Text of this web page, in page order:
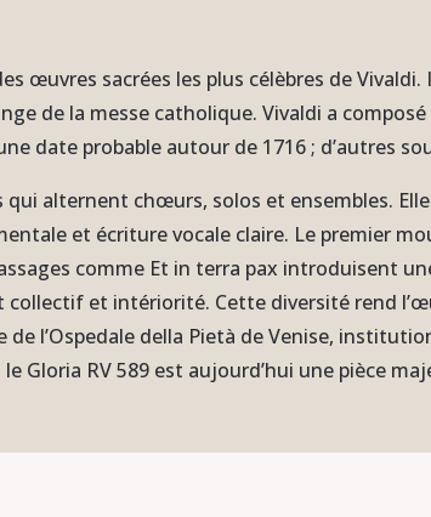
œuvres sacrées les plus célèbres de
de la messe catholique. Vivaldi a
date probable autour de 1716 ; d’autres
alternent chœurs, solos et ensembles.
et écriture vocale claire. Le premier
comme Et in terra pax introduisent
et intériorité. Cette diversité rend
de l’Ospedale della Pietà de Venise,
Gloria RV 589 est aujourd’hui une pièce